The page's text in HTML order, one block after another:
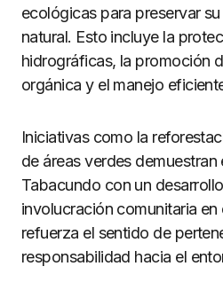
ecológicas para preservar
natural. Esto incluye la
hidrográficas, la promoción
orgánica y el manejo
Iniciativas como la
de áreas verdes
Tabacundo con un
involucración comunitaria
refuerza el sentido de
responsabilidad hacia el